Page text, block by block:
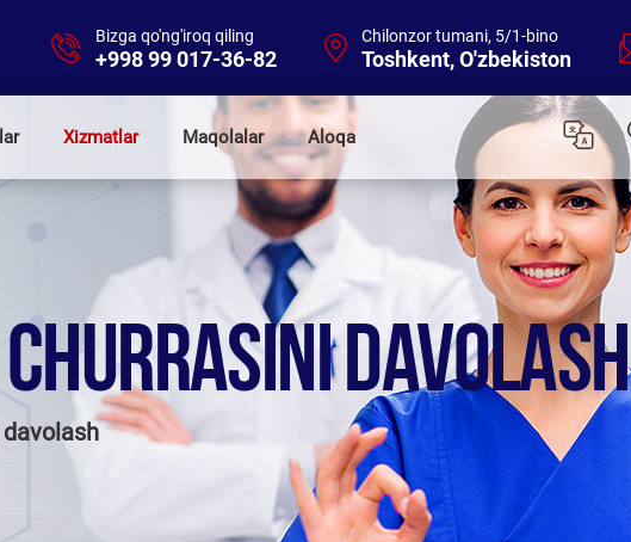
Bizga qo'ng'iroq qiling
+998 99 017-36-82
Chilonzor tumani, 5/1-bino
Toshkent, O'zbekiston
Xizmatlar Maqolalar Aloqa
DAVOLASH